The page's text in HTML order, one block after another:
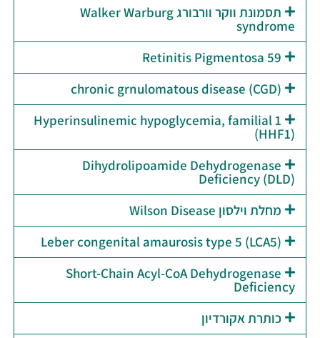
תסמונת ווקר וורבורג Walker Warburg
syndrome
Retinitis Pigmentosa 59
chronic grnulomatous disease (CGD)
Hyperinsulinemic hypoglycemia, familial 1
(HHF1)
Dihydrolipoamide Dehydrogenase
Deficiency (DLD)
מחלת וילסון Wilson Disease
Leber congenital amaurosis type 5 (LCA5)
Short-Chain Acyl-CoA Dehydrogenase
Deficiency
כותרת אקורדיון